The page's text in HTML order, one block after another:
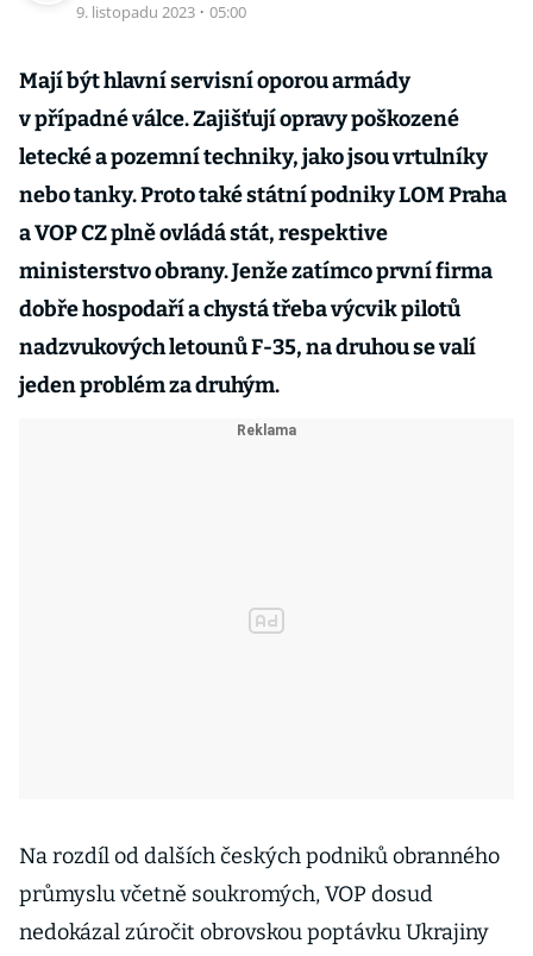
9. listopadu 2023 · 05:00
Mají být hlavní servisní oporou armády
v případné válce. Zajišťují opravy poškozené
letecké a pozemní techniky, jako jsou vrtulníky
nebo tanky. Proto také státní podniky LOM Praha
a VOP CZ plně ovládá stát, respektive
ministerstvo obrany. Jenže zatímco první firma
dobře hospodaří a chystá třeba výcvik pilotů
nadzvukových letounů F-35, na druhou se valí
jeden problém za druhým.
Na rozdíl od dalších českých podniků obranného
průmyslu včetně soukromých, VOP dosud
nedokázal zúročit obrovskou poptávku Ukrajiny